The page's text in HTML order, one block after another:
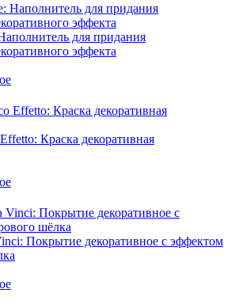
для придания
эффекта
Краска декоративная
Покрытие декоративное с эффектом